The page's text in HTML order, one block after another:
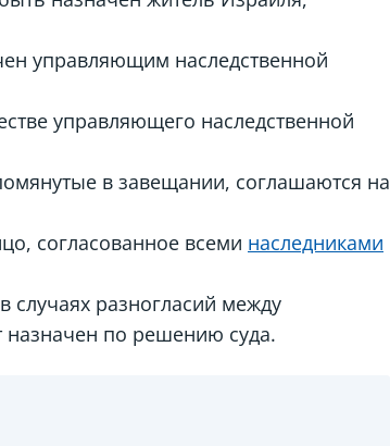
управляющим наследственной
управляющего наследственной
в завещании, соглашаются на
согласованное всеми наследниками
случаях разногласий между
назначен по решению суда.